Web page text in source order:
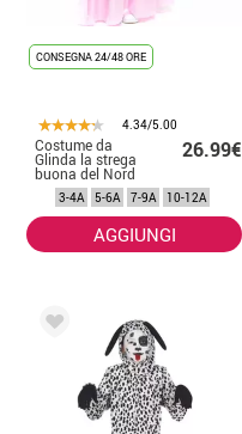
CONSEGNA 24/48 ORE
4.34/5.00
Costume da
Glinda la strega
buona del Nord
per bambine
26.99€
3-4A 5-6A 7-9A 10-12A
AGGIUNGI